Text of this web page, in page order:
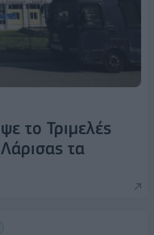
το Τριμελές
τα